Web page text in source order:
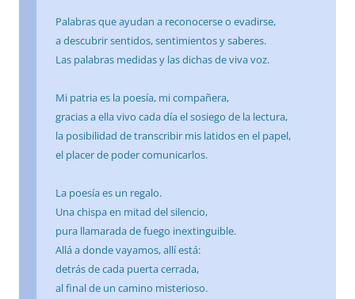
Palabras que ayudan a reconocerse o evadirse,
a descubrir sentidos, sentimientos y saberes.
Las palabras medidas y las dichas de viva voz.
Mi patria es la poesía, mi compañera,
gracias a ella vivo cada día el sosiego de la lectura,
la posibilidad de transcribir mis latidos en el papel,
el placer de poder comunicarlos.
La poesía es un regalo.
Una chispa en mitad del silencio,
pura llamarada de fuego inextinguible.
Allá a donde vayamos, allí está:
detrás de cada puerta cerrada,
al final de un camino misterioso.